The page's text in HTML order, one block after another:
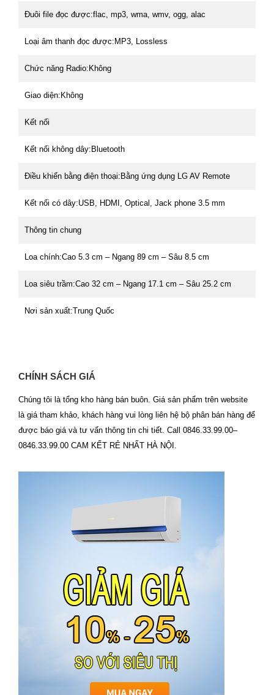
Đuôi file đọc được:flac, mp3, wma, wmv, ogg, alac
Loại âm thanh đọc được: MP3, Lossless
Chức năng Radio: Không
Giao diện: Không
Kết nối
Kết nối không dây: Bluetooth
Điều khiển bằng điện thoại: Bằng ứng dụng LG AV Remote
Kết nối có dây:USB, HDMI, Optical, Jack phone 3.5 mm
Thông tin chung
Loa chính:Cao 5.3 cm – Ngang 89 cm – Sâu 8.5 cm
Loa siêu trầm:Cao 32 cm – Ngang 17.1 cm – Sâu 25.2 cm
Nơi sản xuất:Trung Quốc
CHÍNH SÁCH GIÁ
Chúng tôi là tổng kho hàng bán buôn. Giá sản phẩm trên website
là giá tham khảo, khách hàng vui lòng liên hệ bộ phân bán hàng để
được báo giá và tư vấn thông tin chi tiết. Call 0846.33.99.00–
0846.33.99.00 CAM KẾT RẺ NHẤT HÀ NỘI.